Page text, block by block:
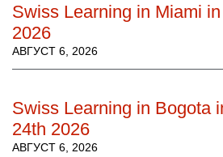
Swiss Learning in Miami
2026
АВГУСТ 6, 2026
Swiss Learning in Bogota
24th 2026
АВГУСТ 6, 2026